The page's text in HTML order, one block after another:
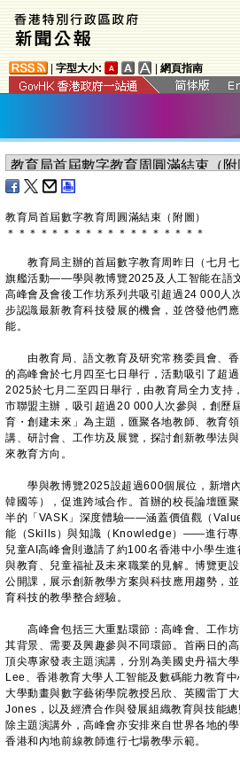
字型大小: 網頁指南
教育局首屆數字教育周圓滿結束（附圖）
＊ ＊ ＊ ＊ ＊ ＊ ＊ ＊ ＊ ＊ ＊ ＊ ＊ ＊ ＊ ＊ ＊ ＊
教育局主辦的首屆數字教育周昨日（七月七
旗艦活動——學與教博覽2025及人工智能在語
高峰會及會後工作坊系列共吸引超過24 000人
步認識最新教育科技發展的機會，並啓發他們
能。
由教育局、語文教育及研究常務委員會、香
的高峰會於七月四至七日舉行，活動吸引了超
2025於七月二至四日舉行，由教育局全力支持
市聯盟主辦，吸引超過20 000人次參與，創歷
育・創建未來」為主題，匯聚各地教師、教育
講、研討會、工作坊及展覽，探討創新教學法
來教育方向。
學與教博覽2025設超過600個展位，新增內
韓國等），促進跨域合作。首辦的校長論壇匯
半的「VASK」深度體驗——涵蓋價值觀（
能（Skills）與知識（Knowledge）——進行專
兒童AI高峰會則邀請了約100名香港中小學生
與教育、兒童福祉及未來職業的見解。博覽更
公開課，展示創新教學方案與科技應用趨勢，
育科技的教學整合經驗。
高峰會包括三大重點環節：高峰會、工作坊
其背景、需要及興趣參與不同環節。首兩日的
頂尖專家發表主題演講，分別為美國史丹福大
Lee、香港教育大學人工智能及數碼能力教育
大學動畫與數字藝術學院教授呂欣、英國雷丁
Jones，以及經濟合作與發展組織教育與技能
除主題演講外，高峰會亦安排來自世界各地的
香港和內地前線教師進行七場教學示範。